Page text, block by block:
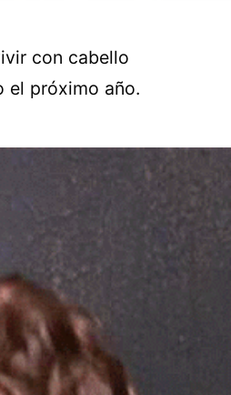
con cabello
el próximo año.